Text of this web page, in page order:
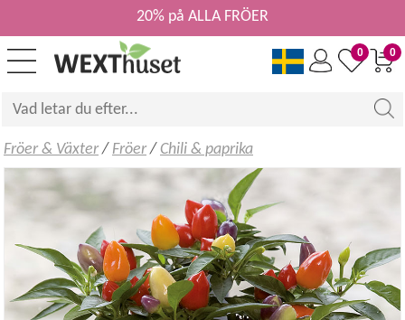
0
0
20% på ALLA FRÖER
Fröer & Växter/ Fröer/ Chili & paprika